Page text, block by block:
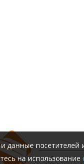
данные посетителей
на использование